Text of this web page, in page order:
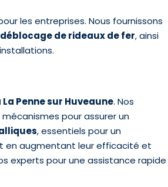
les entreprises. Nous fournissons
déblocage de rideaux de fer, ainsi
Penne sur Huveaune. Nos
pour assurer un
, essentiels pour un
en augmentant leur efficacité et
experts pour une assistance rapide